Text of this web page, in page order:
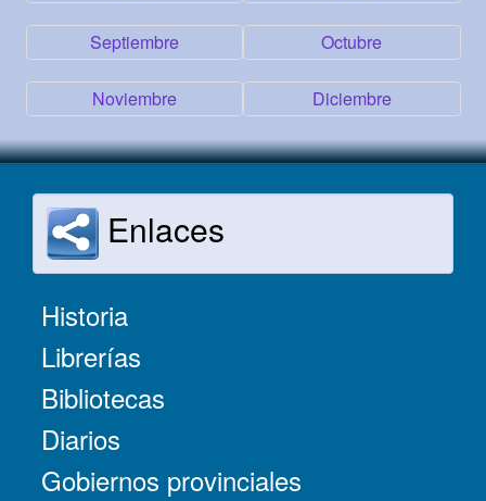
Septiembre Octubre
Noviembre Diciembre
Enlaces
Historia
Librerías
Bibliotecas
Diarios
Gobiernos provinciales